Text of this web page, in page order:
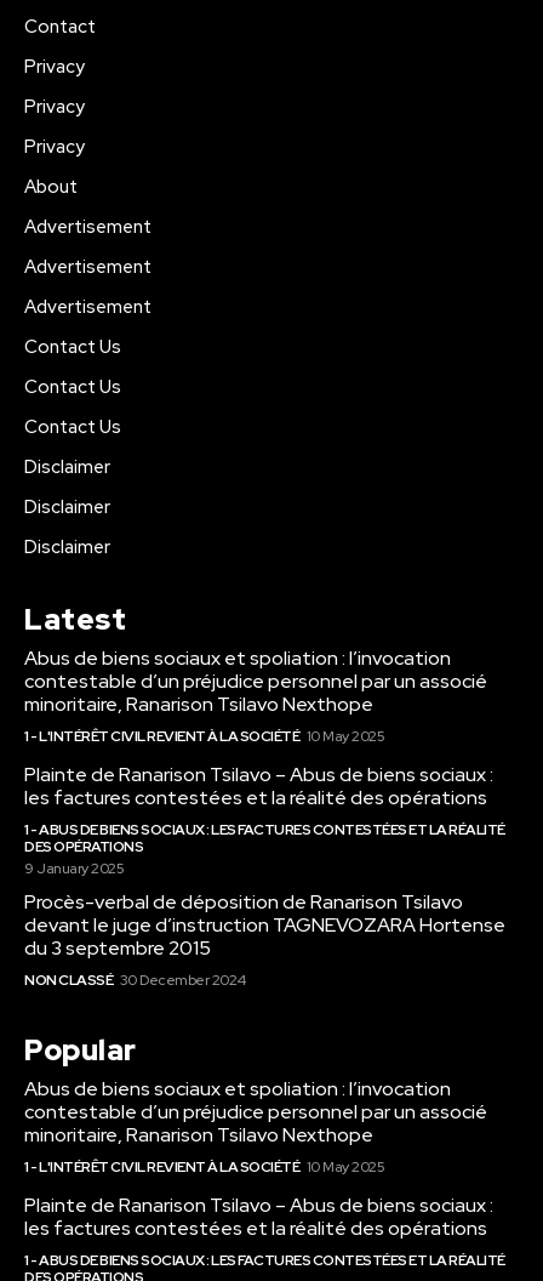
Contact
Privacy
Privacy
Privacy
About
Advertisement
Advertisement
Advertisement
Contact Us
Contact Us
Contact Us
Disclaimer
Disclaimer
Disclaimer
Latest
Abus de biens sociaux et spoliation : l’invocation
contestable d’un préjudice personnel par un associé
minoritaire, Ranarison Tsilavo Nexthope
1 - L'INTÉRÊT CIVIL REVIENT À LA SOCIÉTÉ 10 May 2025
Plainte de Ranarison Tsilavo – Abus de biens sociaux :
les factures contestées et la réalité des opérations
1 - ABUS DE BIENS SOCIAUX : LES FACTURES CONTESTÉES ET LA RÉALITÉ
DES OPÉRATIONS
9 January 2025
Procès-verbal de déposition de Ranarison Tsilavo
devant le juge d’instruction TAGNEVOZARA Hortense
du 3 septembre 2015
NON CLASSÉ 30 December 2024
Popular
Abus de biens sociaux et spoliation : l’invocation
contestable d’un préjudice personnel par un associé
minoritaire, Ranarison Tsilavo Nexthope
1 - L'INTÉRÊT CIVIL REVIENT À LA SOCIÉTÉ 10 May 2025
Plainte de Ranarison Tsilavo – Abus de biens sociaux :
les factures contestées et la réalité des opérations
1 - ABUS DE BIENS SOCIAUX : LES FACTURES CONTESTÉES ET LA RÉALITÉ